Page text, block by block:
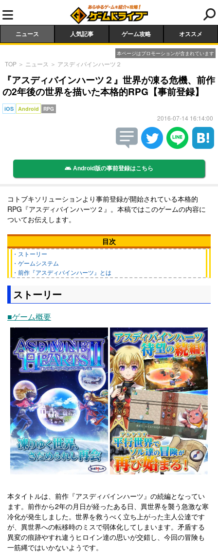
ニュース 人気記事 ゲーム攻略 オススメ
本ページはプロモーションが含まれています
TOP ＞ ニュース ＞ アスディバインハーツ２
『アスディバインハーツ２』世界が凍る危機、前作
の2年後の世界を描いた本格的RPG【事前登録】
iOS Android RPG
2016-07-14 16:14:00
Android版の事前登録はこちら
コトブキソリューションより事前登録が開始されている本格的
RPG『アスディバインハーツ２』。本稿ではこのゲームの内容に
ついてお伝えします。
目次
・ストーリー
・ゲームシステム
・前作『アスディバインハーツ』とは
ストーリー
■ゲーム概要
本タイトルは、前作『アスディバインハーツ』の続編となってい
ます。前作から2年の月日が経ったある日、異世界を襲う急激な寒
冷化が発生しました。世界を救うべく立ち上がった主人公達です
が、異世界への転移時のミスで弱体化してしまいます。矛盾する
異変の痕跡やすれ違うヒロイン達の思いが交錯し、今回の冒険も
一筋縄ではいかないようです。